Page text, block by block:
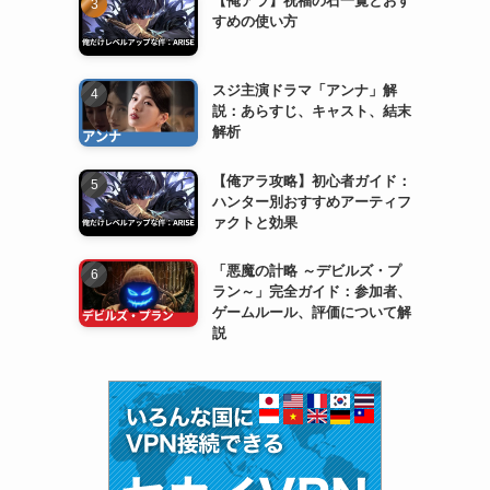
すめの使い方
スジ主演ドラマ「アンナ」解
説：あらすじ、キャスト、結末
解析
【俺アラ攻略】初心者ガイド：
ハンター別おすすめアーティフ
ァクトと効果
「悪魔の計略 ～デビルズ・プ
ラン～」完全ガイド：参加者、
ゲームルール、評価について解
説